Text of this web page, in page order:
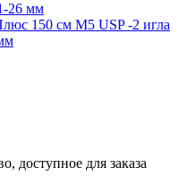
150 см М5 USP -2 игла
доступное для заказа